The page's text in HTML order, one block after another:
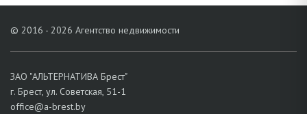
© 2016 - 2026 Агентство недвижимости
ЗАО "АЛЬТЕРНАТИВА Брест"
г. Брест, ул. Советская, 51-1
office@a-brest.by